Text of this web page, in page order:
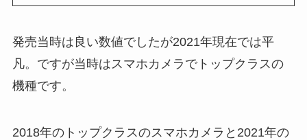
発売当時は良い数値でしたが2021年現在では平
凡。ですが当時はスマホカメラでトップクラスの
機種です。
2018年のトップクラスのスマホカメラと2021年の